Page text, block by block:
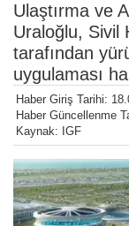
Ulaştırma ve
Uraloğlu, Sivil
tarafından
uygulaması
Haber Giriş Tarihi:
Haber Güncellenme
Kaynak: IGF